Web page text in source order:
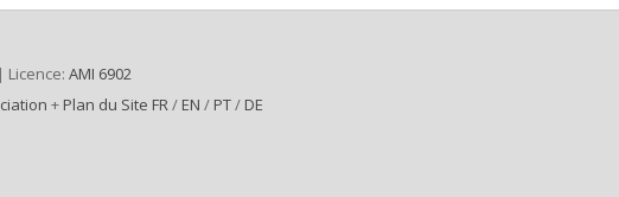
Licence: AMI 6902
+ Plan du Site FR/ EN / PT/ DE